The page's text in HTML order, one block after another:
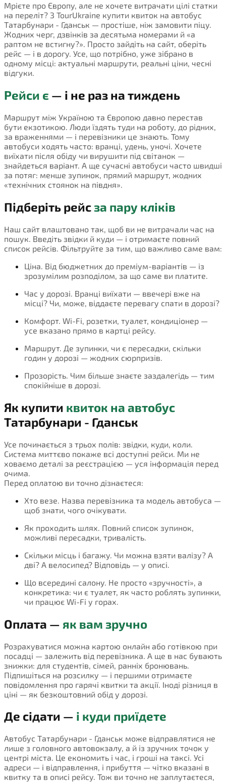
Мрієте про Європу, але не хочете витрачати цілі статки
на переліт? З TourUkraine купити квиток на автобус
Татарбунари - Гданськ — простіше, ніж замовити піцу.
Жодних черг, дзвінків за десятьма номерами й «а
раптом не встигну?». Просто зайдіть на сайт, оберіть
рейс — і в дорогу. Усе, що потрібно, уже зібрано в
одному місці: актуальні маршрути, реальні ціни, чесні
відгуки.
Рейси є — і не раз на тиждень
Маршрут між Україною та Європою давно перестав
бути екзотикою. Люди їздять туди на роботу, до рідних,
за враженнями — і перевізники це знають. Тому
автобуси ходять часто: вранці, удень, уночі. Хочете
виїхати після обіду чи вирушити під світанок —
знайдеться варіант. А ще сучасні автобуси часто швидші
за потяг: менше зупинок, прямий маршрут, жодних
«технічних стоянок на півдня».
Підберіть рейсза пару кліків
Наш сайт влаштовано так, щоб ви не витрачали час на
пошук. Введіть звідки й куди — і отримаєте повний
список рейсів. Фільтруйте за тим, що важливо саме вам:
Ціна. Від бюджетних до преміум-варіантів — із
зрозумілим розподілом, за що саме ви платите.
Час у дорозі. Вранці виїхати — ввечері вже на
місці? Чи, може, віддаєте перевагу спати в дорозі?
Комфорт. Wi-Fi, розетки, туалет, кондиціонер —
усе вказано прямо в картці рейсу.
Маршрут. Де зупинки, чи є пересадки, скільки
годин у дорозі — жодних сюрпризів.
Прозорість. Чим більше знаєте заздалегідь — тим
спокійніше в дорозі.
Як купити квиток на автобус
Татарбунари - Гданськ
Усе починається з трьох полів: звідки, куди, коли.
Система миттєво покаже всі доступні рейси. Ми не
ховаємо деталі за реєстрацією — уся інформація перед
очима.
Перед оплатою ви точно дізнаєтеся:
Хто везе. Назва перевізника та модель автобуса —
щоб знати, чого очікувати.
Як проходить шлях. Повний список зупинок,
можливі пересадки, тривалість.
Скільки місць і багажу. Чи можна взяти валізу? А
дві? А велосипед? Відповідь — у описі.
Що всередині салону. Не просто «зручності», а
конкретика: чи є туалет, як часто роблять зупинки,
чи працює Wi-Fi у горах.
Оплата — як вам зручно
Розрахуватися можна картою онлайн або готівкою при
посадці — залежить від перевізника. А ще в нас бувають
знижки: для студентів, сімей, ранніх бронювань.
Підпишіться на розсилку — і першими отримаєте
повідомлення про гарячі квитки та акції. Іноді різниця в
ціні — як безкоштовний обід у дорозі.
Де сідати — і куди приїдете
Автобус Татарбунари - Гданськ може відправлятися не
лише з головного автовокзалу, а й із зручних точок у
центрі міста. Це економить і час, і гроші на таксі. Усі
адреси — і відправлення, і прибуття — чітко вказані в
квитку та в описі рейсу. Тож ви точно не заплутаєтеся,